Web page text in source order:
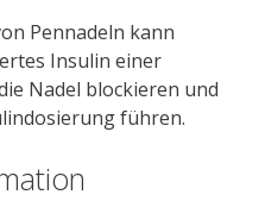
Pennadeln kann
Insulin einer
Nadel blockieren und
führen.